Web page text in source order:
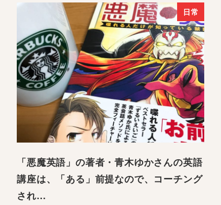
日常
「悪魔英語」の著者・青木ゆかさんの英語
講座は、「ある」前提なので、コーチング
され…